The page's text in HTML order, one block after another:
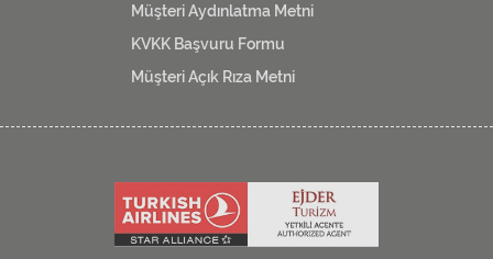
Müşteri Aydınlatma Metni
KVKK Başvuru Formu
Müşteri Açık Rıza Metni